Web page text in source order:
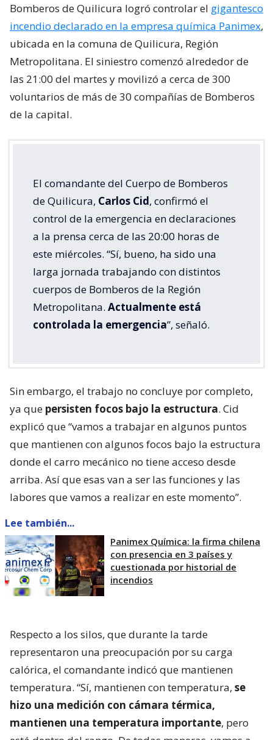
Bomberos de Quilicura logró controlar el gigantesco
incendio declarado en la empresa química Panimex,
ubicada en la comuna de Quilicura, Región
Metropolitana. El siniestro comenzó alrededor de
las 21:00 del martes y movilizó a cerca de 300
voluntarios de más de 30 compañías de Bomberos
de la capital.
El comandante del Cuerpo de Bomberos
de Quilicura, Carlos Cid, confirmó el
control de la emergencia en declaraciones
a la prensa cerca de las 20:00 horas de
este miércoles. “Sí, bueno, ha sido una
larga jornada trabajando con distintos
cuerpos de Bomberos de la Región
Metropolitana. Actualmente está
controlada la emergencia”, señaló.
Sin embargo, el trabajo no concluye por completo,
ya que persisten focos bajo la estructura. Cid
explicó que “vamos a trabajar en algunos puntos
que mantienen con algunos focos bajo la estructura
donde el carro mecánico no tiene acceso desde
arriba. Así que esas van a ser las funciones y las
labores que vamos a realizar en este momento”.
Lee también...
Panimex Química: la firma chilena
con presencia en 3 países y
cuestionada por historial de
incendios
Respecto a los silos, que durante la tarde
representaron una preocupación por su carga
calórica, el comandante indicó que mantienen
temperatura. “Sí, mantienen con temperatura, se
hizo una medición con cámara térmica,
mantienen una temperatura importante, pero